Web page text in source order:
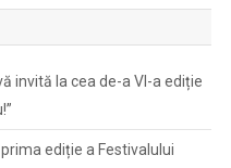
invită la cea de-a VI-a ediție
ediție a Festivalului